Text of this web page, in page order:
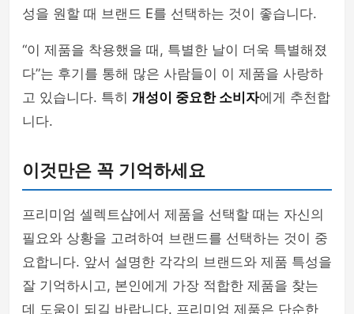
성을 원할 때 브랜드 E를 선택하는 것이 좋습니다.
“이 제품을 착용했을 때, 특별한 날이 더욱 특별해졌
다”는 후기를 통해 많은 사람들이 이 제품을 사랑하
고 있습니다. 특히 개성이 중요한 소비자에게 추천합
니다.
이것만은 꼭 기억하세요
프리미엄 셀렉트샵에서 제품을 선택할 때는 자신의
필요와 상황을 고려하여 브랜드를 선택하는 것이 중
요합니다. 앞서 설명한 각각의 브랜드와 제품 특성을
잘 기억하시고, 본인에게 가장 적합한 제품을 찾는
데 도움이 되길 바랍니다. 프리미엄 제품은 단순한